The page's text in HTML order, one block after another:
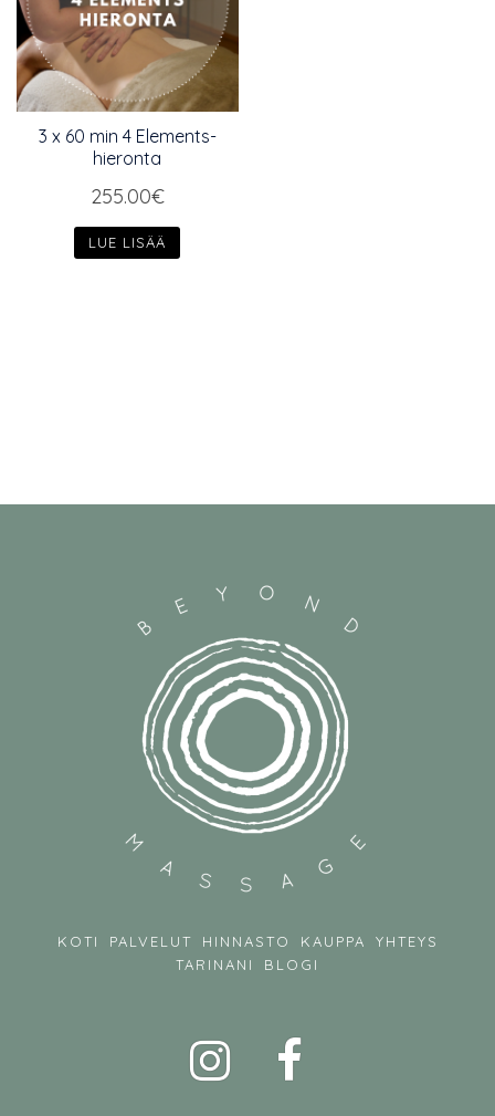
3 x 60 min 4 Elements-
hieronta
255.00€
LUE LISÄÄ
KOTI PALVELUT HINNASTO KAUPPA YHTEYS
TARINANI BLOGI
Instagram